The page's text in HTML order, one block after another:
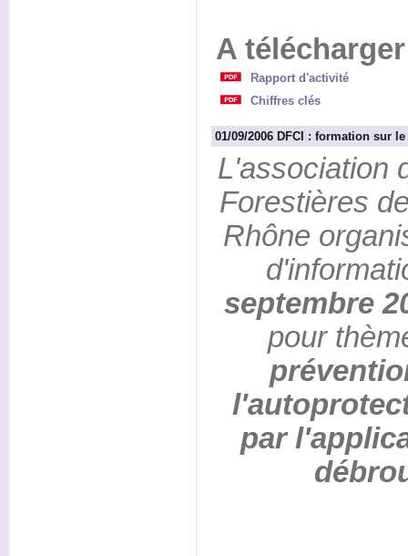
A
Rapport d'activité
Chiffres clés
01/09/2006 DFCI : formation sur
L'association
Forestières
Rhône
septembre
pour
par